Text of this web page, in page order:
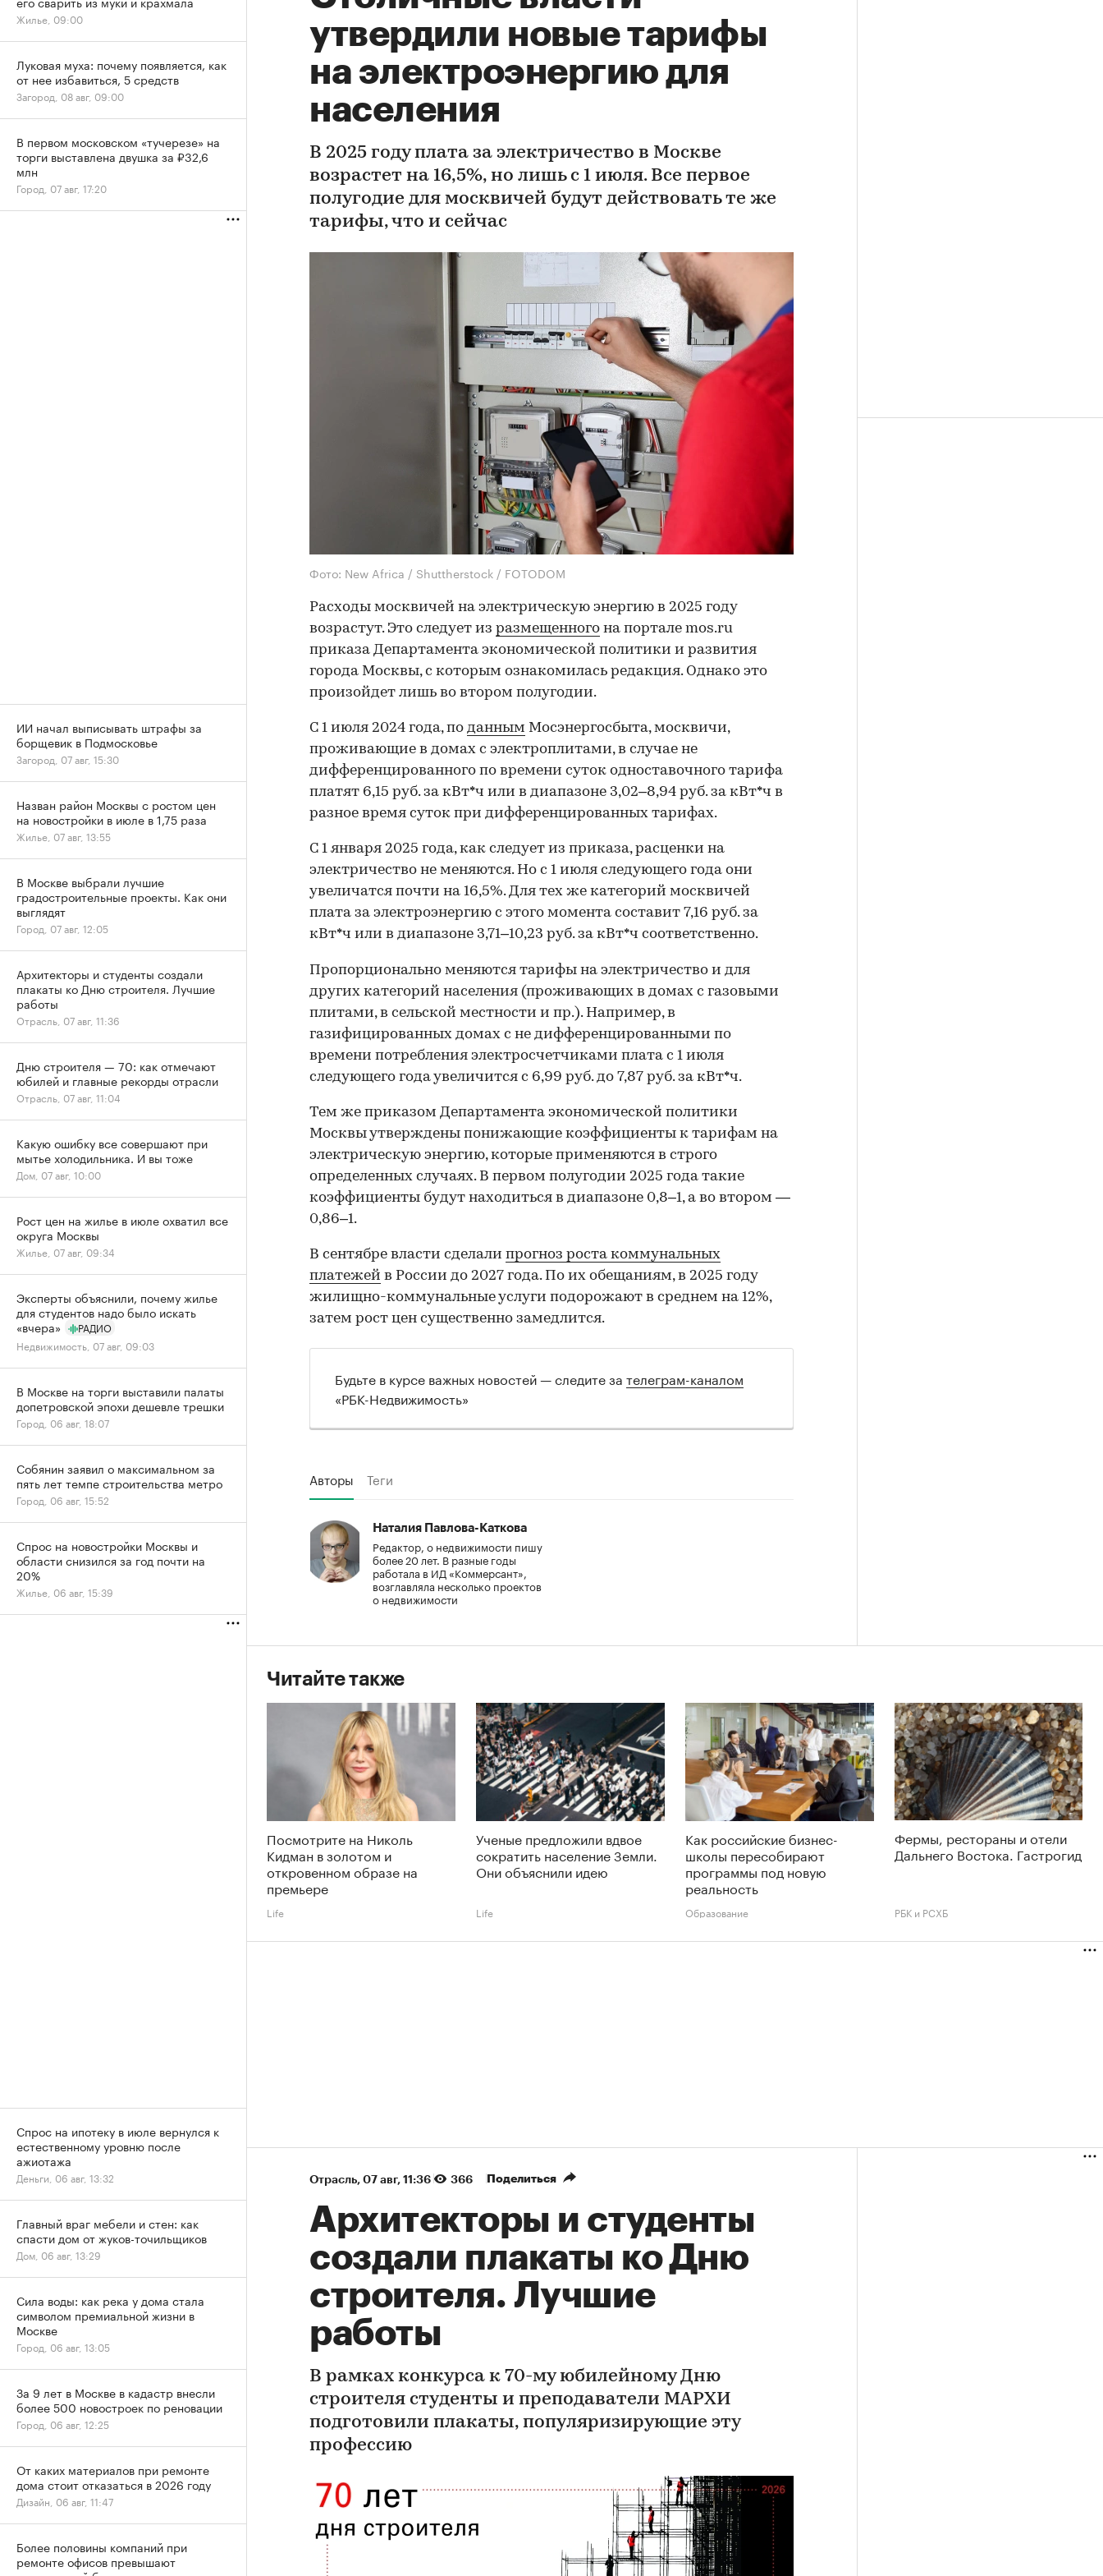
утвердили новые тарифы
на электроэнергию для
населения
В 2025 году плата за электричество в Москве
возрастет на 16,5%, но лишь с 1 июля. Все первое
полугодие для москвичей будут действовать те же
тарифы, что и сейчас
Фото: New Africa / Shuttherstock / FOTODOM
Расходы москвичей на электрическую энергию в 2025 году
возрастут. Это следует из размещенного на портале mos.ru
приказа Департамента экономической политики и развития
города Москвы, с которым ознакомилась редакция. Однако это
произойдет лишь во втором полугодии.
С 1 июля 2024 года, по данным Мосэнергосбыта, москвичи,
проживающие в домах с электроплитами, в случае не
дифференцированного по времени суток одноставочного тарифа
платят 6,15 руб. за кВт*ч или в диапазоне 3,02–8,94 руб. за кВт*ч в
разное время суток при дифференцированных тарифах.
С 1 января 2025 года, как следует из приказа, расценки на
электричество не меняются. Но с 1 июля следующего года они
увеличатся почти на 16,5%. Для тех же категорий москвичей
плата за электроэнергию с этого момента составит 7,16 руб. за
кВт*ч или в диапазоне 3,71–10,23 руб. за кВт*ч соответственно.
Пропорционально меняются тарифы на электричество и для
других категорий населения (проживающих в домах с газовыми
плитами, в сельской местности и пр.). Например, в
газифицированных домах с не дифференцированными по
времени потребления электросчетчиками плата с 1 июля
следующего года увеличится с 6,99 руб. до 7,87 руб. за кВт*ч.
Тем же приказом Департамента экономической политики
Москвы утверждены понижающие коэффициенты к тарифам на
электрическую энергию, которые применяются в строго
определенных случаях. В первом полугодии 2025 года такие
коэффициенты будут находиться в диапазоне 0,8–1, а во втором —
0,86–1.
В сентябре власти сделали прогноз роста коммунальных
платежей в России до 2027 года. По их обещаниям, в 2025 году
жилищно-коммунальные услуги подорожают в среднем на 12%,
затем рост цен существенно замедлится.
Будьте в курсе важных новостей — следите за телеграм-каналом
«РБК-Недвижимость»
Авторы Теги
Наталия Павлова-Каткова
Редактор, о недвижимости пишу
более 20 лет. В разные годы
работала в ИД «Коммерсант»,
возглавляла несколько проектов
о недвижимости
Читайте также
Посмотрите на Николь
Кидман в золотом и
откровенном образе на
премьере
Life
Ученые предложили вдвое
сократить население Земли.
Они объяснили идею
Life
Как российские бизнес-
школы пересобирают
программы под новую
реальность
Образование
Фермы, рестораны и отели
Дальнего Востока. Гастрогид
РБК и РСХБ
Отрасль⁠, 07 авг, 11:36 366 Поделиться
Архитекторы и студенты
создали плакаты ко Дню
строителя. Лучшие
работы
В рамках конкурса к 70-му юбилейному Дню
строителя студенты и преподаватели МАРХИ
подготовили плакаты, популяризирующие эту
профессию
Жилье, 09:00
Луковая муха: почему появляется, как
от нее избавиться, 5 средств
Загород, 08 авг, 09:00
В первом московском «тучерезе» на
торги выставлена двушка за ₽32,6
млн
Город, 07 авг, 17:20
ИИ начал выписывать штрафы за
борщевик в Подмосковье
Загород, 07 авг, 15:30
Назван район Москвы с ростом цен
на новостройки в июле в 1,75 раза
Жилье, 07 авг, 13:55
В Москве выбрали лучшие
градостроительные проекты. Как они
выглядят
Город, 07 авг, 12:05
Архитекторы и студенты создали
плакаты ко Дню строителя. Лучшие
работы
Отрасль, 07 авг, 11:36
Дню строителя — 70: как отмечают
юбилей и главные рекорды отрасли
Отрасль, 07 авг, 11:04
Какую ошибку все совершают при
мытье холодильника. И вы тоже
Дом, 07 авг, 10:00
Рост цен на жилье в июле охватил все
округа Москвы
Жилье, 07 авг, 09:34
Эксперты объяснили, почему жилье
для студентов надо было искать
«вчера»
РАДИО
Недвижимость, 07 авг, 09:03
В Москве на торги выставили палаты
допетровской эпохи дешевле трешки
Город, 06 авг, 18:07
Собянин заявил о максимальном за
пять лет темпе строительства метро
Город, 06 авг, 15:52
Спрос на новостройки Москвы и
области снизился за год почти на
20%
Жилье, 06 авг, 15:39
Спрос на ипотеку в июле вернулся к
естественному уровню после
ажиотажа
Деньги, 06 авг, 13:32
Главный враг мебели и стен: как
спасти дом от жуков-точильщиков
Дом, 06 авг, 13:29
Сила воды: как река у дома стала
символом премиальной жизни в
Москве
Город, 06 авг, 13:05
За 9 лет в Москве в кадастр внесли
более 500 новостроек по реновации
Город, 06 авг, 12:25
От каких материалов при ремонте
дома стоит отказаться в 2026 году
Дизайн, 06 авг, 11:47
Более половины компаний при
ремонте офисов превышают